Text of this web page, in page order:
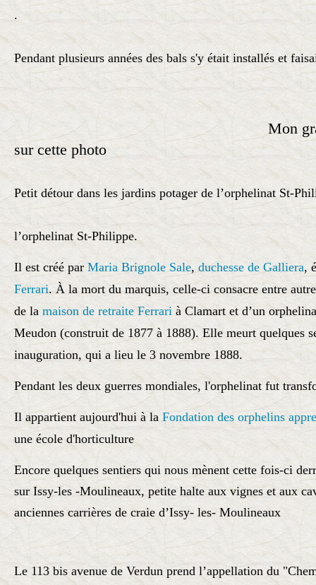
.
Pendant plusieurs années des bals s'y était installés et
Mon grand père
sur cette photo
Petit détour dans les jardins potager de l’orphelinat St-
l’orphelinat St-Philippe.
Il est créé par Maria Brignole Sale, duchesse de Galliera,
Ferrari. À la mort du marquis, celle-ci consacre entre
de la maison de retraite Ferrari à Clamart et d’un
Meudon (construit de 1877 à 1888). Elle meurt quelques
inauguration, qui a lieu le 3 novembre 1888.
Pendant les deux guerres mondiales, l'orphelinat fut
Il appartient aujourd'hui à la Fondation des orphelins
une école d'horticulture
Encore quelques sentiers qui nous mènent cette fois-ci
sur Issy-les -Moulineaux, petite halte aux vignes et aux
anciennes carrières de craie d’Issy- les- Moulineaux
Le 113 bis avenue de Verdun prend l’appellation du